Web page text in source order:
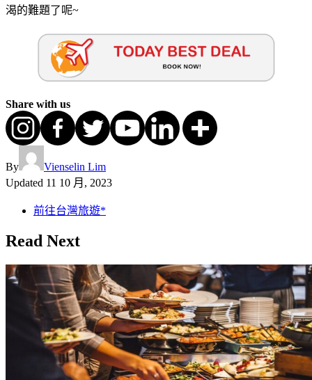
渴的難題了呢~
Share with us
By
Vienselin Lim
Updated 11 10 月, 2023
前往台灣旅遊*
Read Next